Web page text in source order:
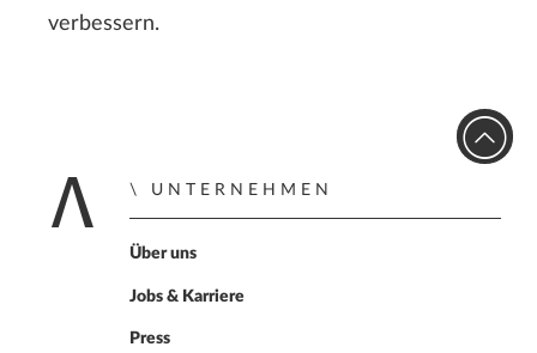
verbessern.
Zur Startseite
UNTERNEHMEN
Über uns
Jobs & Karriere
Press